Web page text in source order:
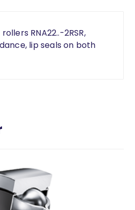
RNA22..-2RSR,
lip seals on both